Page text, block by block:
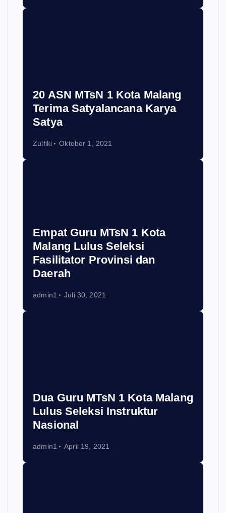
20 ASN MTsN 1 Kota Malang
Terima Satyalancana Karya
Satya
Zulfiki Oktober 1, 2021
Empat Guru MTsN 1 Kota
Malang Lulus Seleksi
Fasilitator Provinsi dan
Daerah
admin1 Juli 30, 2021
Dua Guru MTsN 1 Kota Malang
Lulus Seleksi Instruktur
Nasional
admin1 April 19, 2021